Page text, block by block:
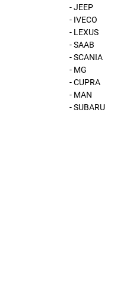
- JEEP
- IVECO
- LEXUS
- SAAB
- SCANIA
- MG
- CUPRA
- MAN
- SUBARU